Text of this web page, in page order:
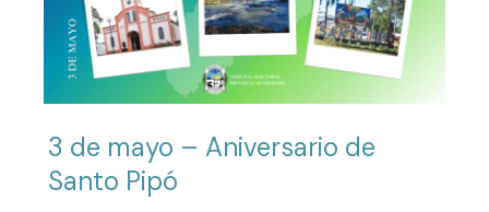
3 de mayo – Aniversario de
Santo Pipó